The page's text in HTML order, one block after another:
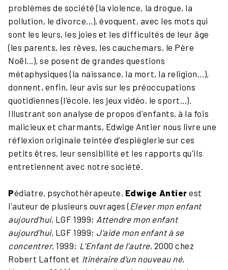
problèmes de société (la violence, la drogue, la
pollution, le divorce...), évoquent, avec les mots qui
sont les leurs, les joies et les difficultés de leur âge
(les parents, les rêves, les cauchemars, le Père
Noël...), se posent de grandes questions
métaphysiques (la naissance, la mort, la religion...),
donnent, enfin, leur avis sur les préoccupations
quotidiennes (l'école, les jeux vidéo, le sport...).
Illustrant son analyse de propos d'enfants, à la fois
malicieux et charmants, Edwige Antier nous livre une
réflexion originale teintée d'espièglerie sur ces
petits êtres, leur sensibilité et les rapports qu'ils
entretiennent avec notre société.
Pédiatre, psychothérapeute, Edwige Antier est
l'auteur de plusieurs ouvrages ( Elever mon enfant
aujourd'hui, LGF 1999; Attendre mon enfant
aujourd'hui, LGF 1999; J'aide mon enfant à se
concentrer, 1999; L'Enfant de l'autre, 2000 chez
Robert Laffont et Itinéraire d'un nouveau né,